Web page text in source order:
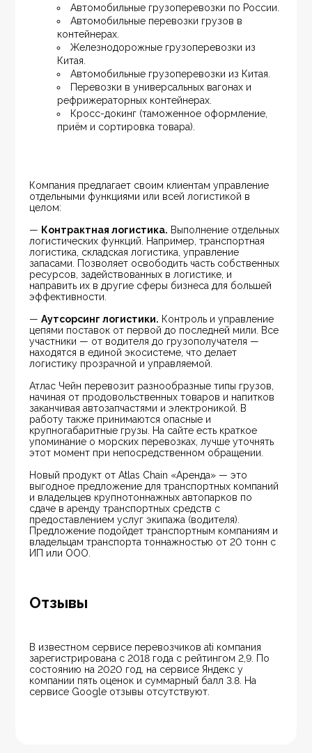
Автомобильные грузоперевозки по России.
Автомобильные перевозки грузов в
контейнерах.
Железнодорожные грузоперевозки из
Китая.
Автомобильные грузоперевозки из Китая.
Перевозки в универсальных вагонах и
рефрижераторных контейнерах.
Кросс-докинг (таможенное оформление,
приём и сортировка товара).
Компания предлагает своим клиентам управление
отдельными функциями или всей логистикой в
целом:
— Контрактная логистика. Выполнение отдельных
логистических функций. Например, транспортная
логистика, складская логистика, управление
запасами. Позволяет освободить часть собственных
ресурсов, задействованных в логистике, и
направить их в другие сферы бизнеса для большей
эффективности.
— Аутсорсинг логистики. Контроль и управление
цепями поставок от первой до последней мили. Все
участники — от водителя до грузополучателя —
находятся в единой экосистеме, что делает
логистику прозрачной и управляемой.
Атлас Чейн перевозит разнообразные типы грузов,
начиная от продовольственных товаров и напитков
заканчивая автозапчастями и электроникой. В
работу также принимаются опасные и
крупногабаритные грузы. На сайте есть краткое
упоминание о морских перевозках, лучше уточнять
этот момент при непосредственном обращении.
Новый продукт от Atlas Chain «Аренда» — это
выгодное предложение для транспортных компаний
и владельцев крупнотоннажных автопарков по
сдаче в аренду транспортных средств с
предоставлением услуг экипажа (водителя).
Предложение подойдет транспортным компаниям и
владельцам транспорта тоннажностью от 20 тонн с
ИП или ООО.
Отзывы
В известном сервисе перевозчиков ati компания
зарегистрирована с 2018 года с рейтингом 2,9. По
состоянию на 2020 год, на сервисе Яндекс у
компании пять оценок и суммарный балл 3.8. На
сервисе Google отзывы отсутствуют.